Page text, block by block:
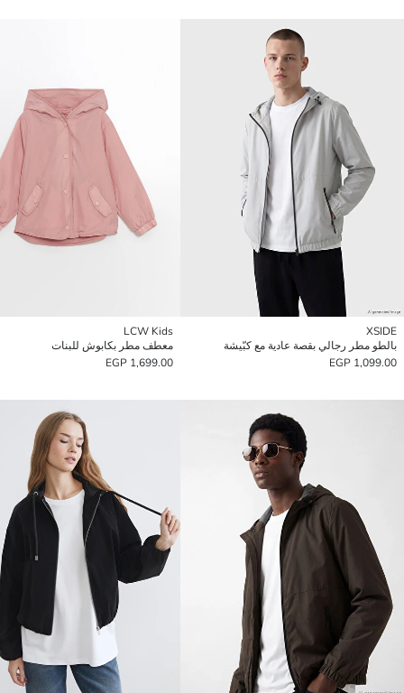
XSIDE
بالطو مطر رجالي بقصة عادية مع كبّيشة
1,099.00 EGP
LCW Kids
معطف مطر بكابوش للبنات
1,699.00 EGP